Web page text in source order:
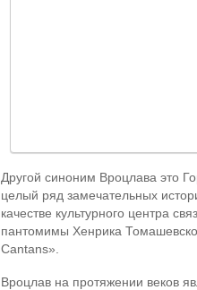
Другой синоним Вроцлава это
целый ряд замечательных
качестве культурного центра
пантомимы Хенрика
Cantans».
Вроцлав на протяжении веков